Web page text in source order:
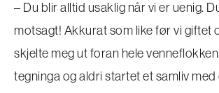
– Du blir alltid usaklig når vi er uenig.
motsagt! Akkurat som like før vi giftet
skjelte meg ut foran hele
tegninga og aldri startet et samliv med